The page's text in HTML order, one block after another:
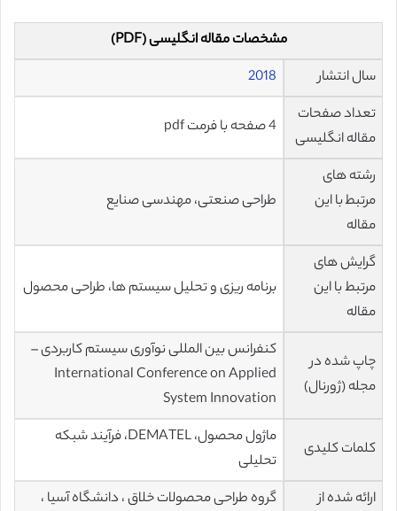
مشخصات مقاله انگلیسی (PDF)
سال انتشار
2018
تعداد صفحات
مقاله انگلیسی
4 صفحه با فرمت pdf
رشته های
مرتبط با این
مقاله
طراحی صنعتی، مهندسی صنایع
گرایش های
مرتبط با این
مقاله
برنامه ریزی و تحلیل سیستم ها، طراحی محصول
چاپ شده در
مجله (ژورنال)
کنفرانس بین المللی نوآوری سیستم کاربردی –
International Conference on Applied
System Innovation
کلمات کلیدی
ماژول محصول، DEMATEL، فرآیند شبکه
تحلیلی
ارائه شده از
گروه طراحی محصولات خلاق ، دانشگاه آسیا ،